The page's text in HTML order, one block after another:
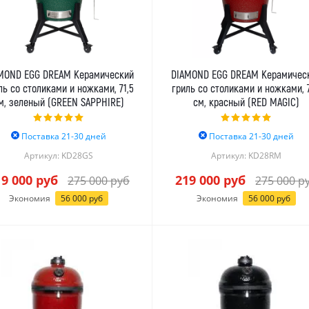
EGG DREAM Керамический
со столиками и ножками, 71,5
зеленый (GREEN SAPPHIRE)
Поставка 21-30 дней
Артикул: KD28GS
000 руб 275 000руб
Экономия 56 000 руб
DIAMOND EGG DREAM
гриль со столиками и ножками,
см, красный (RED MAGIC)
Поставка 21-30 дней
Артикул: KD28RM
219 000 руб 275 000
Экономия 56 000 руб